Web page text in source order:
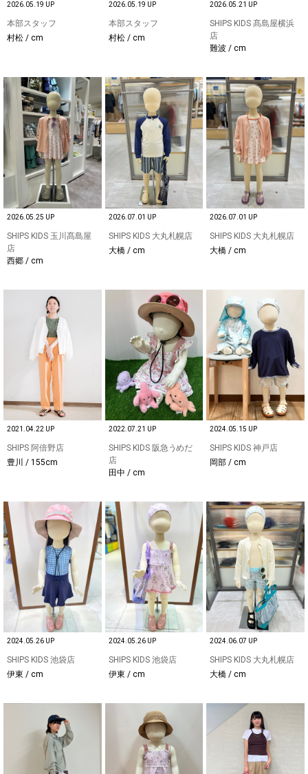
2026.05.19 UP
本部スタッフ
村松 / cm
2026.05.19 UP
本部スタッフ
村松 / cm
2026.05.21 UP
SHIPS KIDS 髙島屋横浜
店
難波 / cm
2026.05.25 UP
SHIPS KIDS 玉川髙島屋
店
西郷 / cm
2026.07.01 UP
SHIPS KIDS 大丸札幌店
大橋 / cm
2026.07.01 UP
SHIPS KIDS 大丸札幌店
大橋 / cm
2021.04.22 UP
SHIPS 阿倍野店
豊川 / 155cm
2022.07.21 UP
SHIPS KIDS 阪急うめだ
店
田中 / cm
2024.05.15 UP
SHIPS KIDS 神戸店
岡部 / cm
2024.05.26 UP
SHIPS KIDS 池袋店
伊東 / cm
2024.05.26 UP
SHIPS KIDS 池袋店
伊東 / cm
2024.06.07 UP
SHIPS KIDS 大丸札幌店
大橋 / cm